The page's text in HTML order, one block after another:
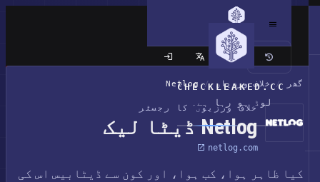
CHECKLEAKED.CC
لوڈ ہو رہا ہے۔
کلاسک سائٹ
گھر / خلاف ورزیاں /
Netlog
خلاف ورزیوں کا رجسٹر
Netlog ڈیٹا لیک
netlog.com
کیا ظاہر ہوا، کب ہوا، اور کون سے ڈیٹابیس اس کی